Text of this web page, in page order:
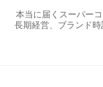
本当に届くスーパー
長期経営、ブランド